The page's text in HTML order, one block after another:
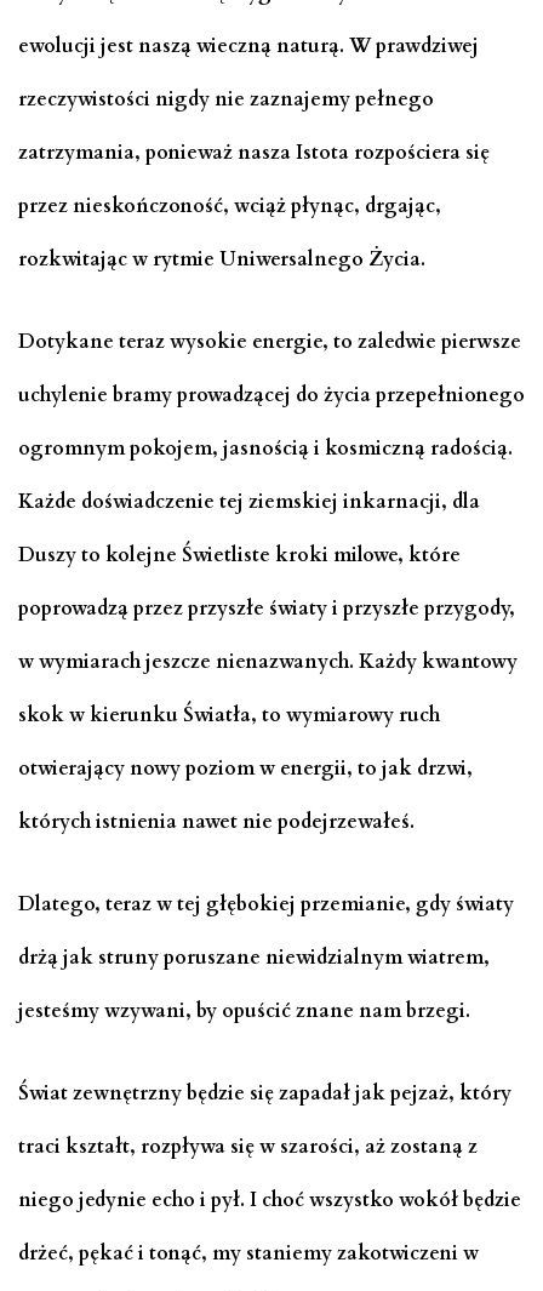
ewolucji jest naszą wieczną naturą. W prawdziwej
rzeczywistości nigdy nie zaznajemy pełnego
zatrzymania, ponieważ nasza Istota rozpościera się
przez nieskończoność, wciąż płynąc, drgając,
rozkwitając w rytmie Uniwersalnego Życia.
Dotykane teraz wysokie energie, to zaledwie pierwsze
uchylenie bramy prowadzącej do życia przepełnionego
ogromnym pokojem, jasnością i kosmiczną radością.
Każde doświadczenie tej ziemskiej inkarnacji, dla
Duszy to kolejne Świetliste kroki milowe, które
poprowadzą przez przyszłe światy i przyszłe przygody,
w wymiarach jeszcze nienazwanych. Każdy kwantowy
skok w kierunku Światła, to wymiarowy ruch
otwierający nowy poziom w energii, to jak drzwi,
których istnienia nawet nie podejrzewałeś.
Dlatego, teraz w tej głębokiej przemianie, gdy światy
drżą jak struny poruszane niewidzialnym wiatrem,
jesteśmy wzywani, by opuścić znane nam brzegi.
Świat zewnętrzny będzie się zapadał jak pejzaż, który
traci kształt, rozpływa się w szarości, aż zostaną z
niego jedynie echo i pył. I choć wszystko wokół będzie
drżeć, pękać i tonąć, my staniemy zakotwiczeni w